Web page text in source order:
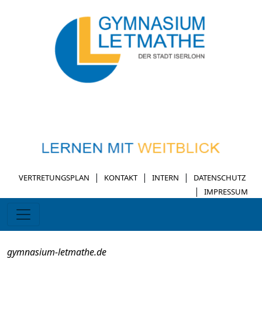
VERTRETUNGSPLAN | KONTAKT | INTERN | DATENSCHUTZ
| IMPRESSUM
gymnasium-letmathe.de